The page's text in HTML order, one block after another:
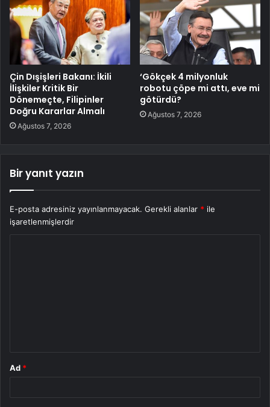
Çin Dışişleri Bakanı: İkili
İlişkiler Kritik Bir
Dönemeçte, Filipinler
Doğru Kararlar Almalı
Ağustos 7, 2026
‘Gökçek 4 milyonluk
robotu çöpe mi attı, eve mi
götürdü?
Ağustos 7, 2026
Bir yanıt yazın
E-posta adresiniz yayınlanmayacak. Gerekli alanlar * ile
işaretlenmişlerdir
Ad *